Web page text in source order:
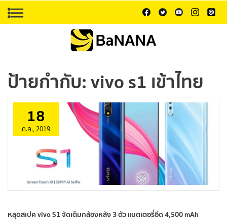
ป้ายกำกับ:vivo s1 เข้าไทย
18
ก.ค., 2019
หลุดสเปค vivo S1 จัดเต็มกล้องหลัง 3 ตัว แบตเตอรี่อึด 4,500 mAh